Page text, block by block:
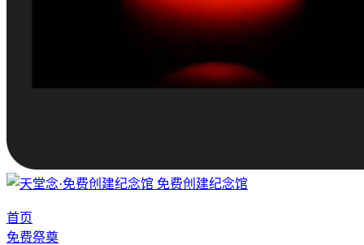
免费创建纪念馆
首页
免费祭奠